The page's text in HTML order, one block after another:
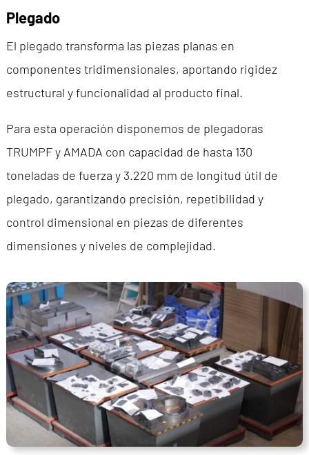
Plegado
El plegado transforma las piezas planas en
componentes tridimensionales, aportando rigidez
estructural y funcionalidad al producto final.
Para esta operación disponemos de plegadoras
TRUMPF y AMADA con capacidad de hasta 130
toneladas de fuerza y 3.220 mm de longitud útil de
plegado, garantizando precisión, repetibilidad y
control dimensional en piezas de diferentes
dimensiones y niveles de complejidad.